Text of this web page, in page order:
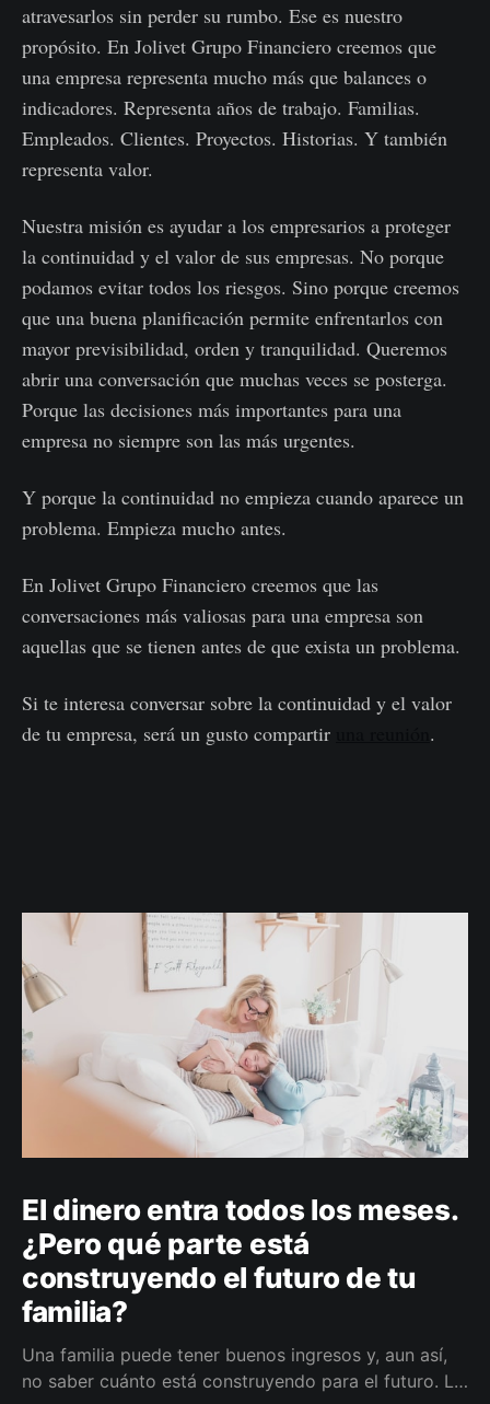
atravesarlos sin perder su rumbo. Ese es nuestro
propósito. En Jolivet Grupo Financiero creemos que
una empresa representa mucho más que balances o
indicadores. Representa años de trabajo. Familias.
Empleados. Clientes. Proyectos. Historias. Y también
representa valor.
Nuestra misión es ayudar a los empresarios a proteger
la continuidad y el valor de sus empresas. No porque
podamos evitar todos los riesgos. Sino porque creemos
que una buena planificación permite enfrentarlos con
mayor previsibilidad, orden y tranquilidad. Queremos
abrir una conversación que muchas veces se posterga.
Porque las decisiones más importantes para una
empresa no siempre son las más urgentes.
Y porque la continuidad no empieza cuando aparece un
problema. Empieza mucho antes.
En Jolivet Grupo Financiero creemos que las
conversaciones más valiosas para una empresa son
aquellas que se tienen antes de que exista un problema.
Si te interesa conversar sobre la continuidad y el valor
de tu empresa, será un gusto compartir
.
El dinero entra todos los meses.
¿Pero qué parte está
construyendo el futuro de tu
familia?
Una familia puede tener buenos ingresos y, aun así,
no saber cuánto está construyendo para el futuro. La